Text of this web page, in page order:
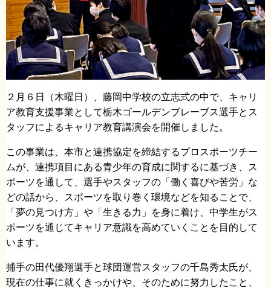
​２月６日（木曜日）、藤岡中学校の立志式の中で、キャリ
ア教育支援事業として栃木ゴールデンブレーブス選手とス
タッフによるキャリア教育講演会を開催しました。
この事業は、本市と連携協定を締結するプロスポーツチー
ムが、連携項目にある青少年の育成に関するに基づき、ス
ポーツを通して、選手やスタッフの「働く喜びや苦労」な
どの話から、スポーツを取り巻く環境などを知ることで、
「夢の見つけ方」や「生きる力」を身に着け、中学生がス
ポーツを通じてキャリア意識を高めていくことを目的して
います。
捕手の田代優翔選手と球団運営スタッフの千島秀太氏が、
現在の仕事に就くきっかけや、そのために努力したこと、